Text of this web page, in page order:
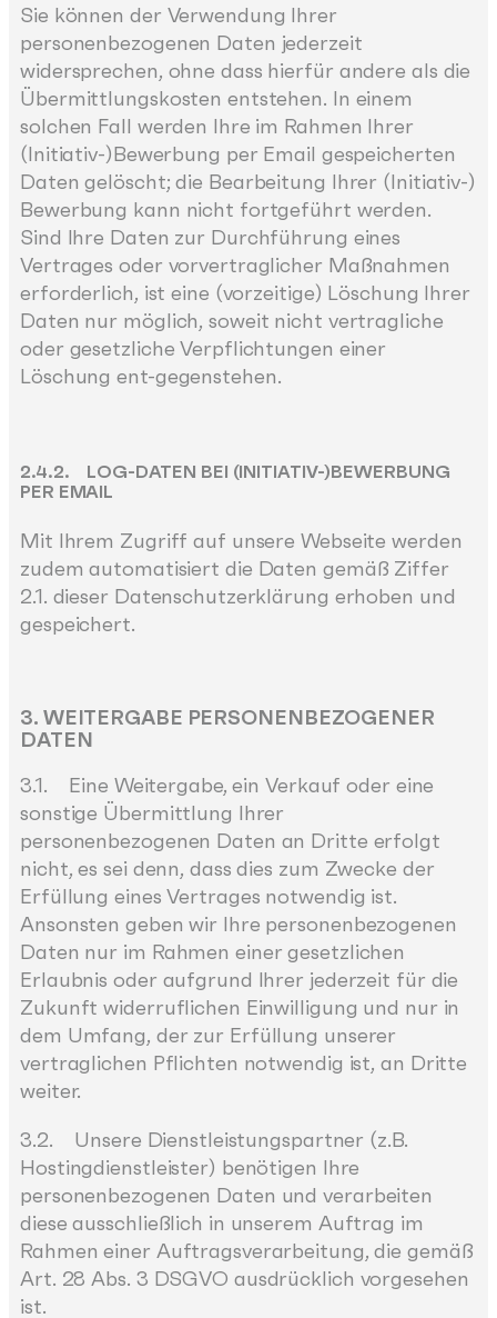
Sie können der Verwendung Ihrer
personenbezogenen Daten jederzeit
widersprechen, ohne dass hierfür andere als die
Übermittlungskosten entstehen. In einem
solchen Fall werden Ihre im Rahmen Ihrer
(Initiativ-)Bewerbung per Email gespeicherten
Daten gelöscht; die Bearbeitung Ihrer (Initiativ-)
Bewerbung kann nicht fortgeführt werden.
Sind Ihre Daten zur Durchführung eines
Vertrages oder vorvertraglicher Maßnahmen
erforderlich, ist eine (vorzeitige) Löschung Ihrer
Daten nur möglich, soweit nicht vertragliche
oder gesetzliche Verpflichtungen einer
Löschung ent-gegenstehen.
2.4.2. LOG-DATEN BEI (INITIATIV-)BEWERBUNG
PER EMAIL
Mit Ihrem Zugriff auf unsere Webseite werden
zudem automatisiert die Daten gemäß Ziffer
2.1. dieser Datenschutzerklärung erhoben und
gespeichert.
3. WEITERGABE PERSONENBEZOGENER
DATEN
3.1. Eine Weitergabe, ein Verkauf oder eine
sonstige Übermittlung Ihrer
personenbezogenen Daten an Dritte erfolgt
nicht, es sei denn, dass dies zum Zwecke der
Erfüllung eines Vertrages notwendig ist.
Ansonsten geben wir Ihre personenbezogenen
Daten nur im Rahmen einer gesetzlichen
Erlaubnis oder aufgrund Ihrer jederzeit für die
Zukunft widerruflichen Einwilligung und nur in
dem Umfang, der zur Erfüllung unserer
vertraglichen Pflichten notwendig ist, an Dritte
weiter.
3.2. Unsere Dienstleistungspartner (z.B.
Hostingdienstleister) benötigen Ihre
personenbezogenen Daten und verarbeiten
diese ausschließlich in unserem Auftrag im
Rahmen einer Auftragsverarbeitung, die gemäß
Art. 28 Abs. 3 DSGVO ausdrücklich vorgesehen
ist.